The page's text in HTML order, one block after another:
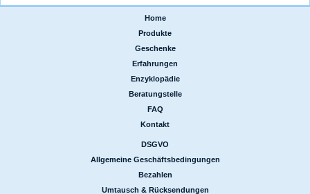
Home
Produkte
Geschenke
Erfahrungen
Enzyklopädie
Beratungstelle
FAQ
Kontakt
DSGVO
Allgemeine Geschäftsbedingungen
Bezahlen
Umtausch & Rücksendungen